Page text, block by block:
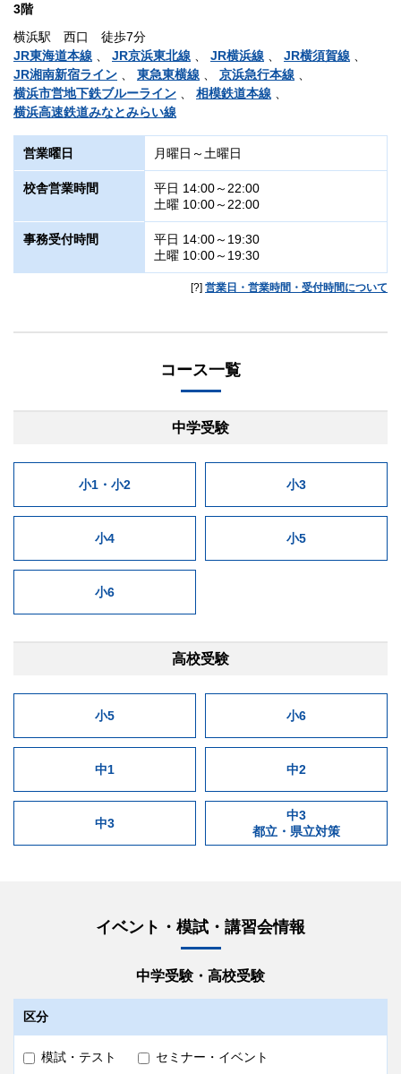
3階
横浜駅 西口 徒歩7分
JR東海道本線
JR京浜東北線 JR横浜線 JR横須賀線
JR湘南新宿ライン
東急東横線 京浜急行本線
横浜市営地下鉄ブルーライン
相模鉄道本線
横浜高速鉄道みなとみらい線
営業曜日 月曜日～土曜日
校舎営業時間
平日 14:00～22:00
土曜 10:00～22:00
事務受付時間
平日 14:00～19:30
土曜 10:00～19:30
[?] 営業日・営業時間・受付時間について
コース一覧
中学受験
小1・小2 小3
小4 小5
小6
高校受験
小5 小6
中1 中2
中3
中3
都立・県立対策
イベント・模試・講習会情報
中学受験・高校受験
区分
模試・テスト
セミナー・イベント